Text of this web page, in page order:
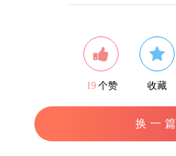
19 个赞 收藏
换一篇